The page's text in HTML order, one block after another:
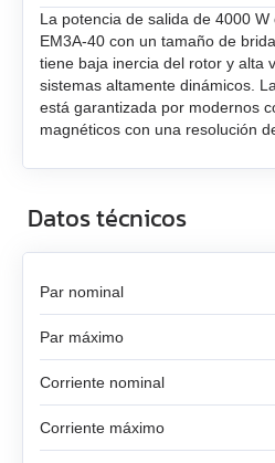
SMD‑4.2 PCB abierta
SMD‑8.0DIN ver.3
SMD‑8.0 caja abierta
SMD‑4.2HV
SMSD‑1.5
DB42C02
DB59S024035R‑A
DB87M01‑S
ASB42C048060‑ENM
APBA60M048030‑E
APBA80L048030‑E
SM7185W
FL42STH47‑1684A
FL57STH56‑2804A
FL86STH80‑4208A
ST2818S1006‑A
ST4118L1804‑A
ST5918L4508‑A
LD3‑12‑10‑K3
LD3‑24‑10‑K3
LD3‑24‑20‑K3
LD3‑24‑30‑K3
LD3‑12‑40‑K3
LD3‑24‑40‑K3
EM3A-A5
EM3A-01
EM3A-02
EM3A-10
EM3A-20
La potencia de salida de 4000
EM3A-40 con un tamaño de
tiene baja inercia del rotor y alta
sistemas altamente dinámicos.
está garantizada por modernos
magnéticos con una resolución
Datos técnicos
Par nominal
Par máximo
Corriente nominal
Corriente máximo